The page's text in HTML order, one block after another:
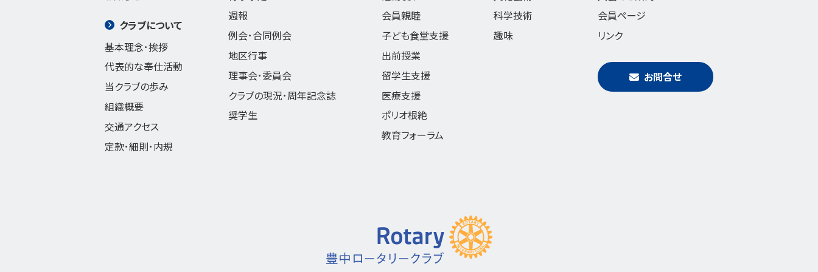
クラブについて
基本理念･挨拶
代表的な奉仕活動
当クラブの歩み
組織概要
交通アクセス
定款･細則･内規
週報
例会･合同例会
地区行事
理事会･委員会
クラブの現況･周年記念誌
奨学生
会員親睦
子ども食堂支援
出前授業
留学生支援
医療支援
ポリオ根絶
教育フォーラム
科学技術
趣味
会員ページ
リンク
お問合せ